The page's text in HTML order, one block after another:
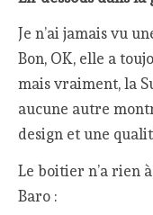
Je n’ai jamais vu
Bon, OK, elle a
mais vraiment, la
aucune autre
design et une
Le boitier n’a rien
Baro :